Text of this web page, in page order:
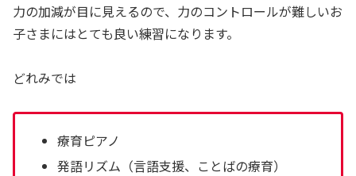
力の加減が目に見えるので、力のコントロールが難しいお
子さまにはとても良い練習になります。
どれみでは
療育ピアノ
発語リズム（言語支援、ことばの療育）